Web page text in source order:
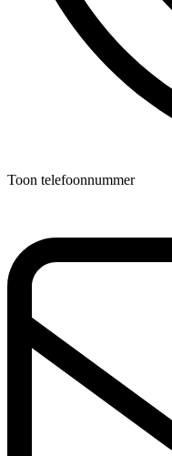
Toon telefoonnummer